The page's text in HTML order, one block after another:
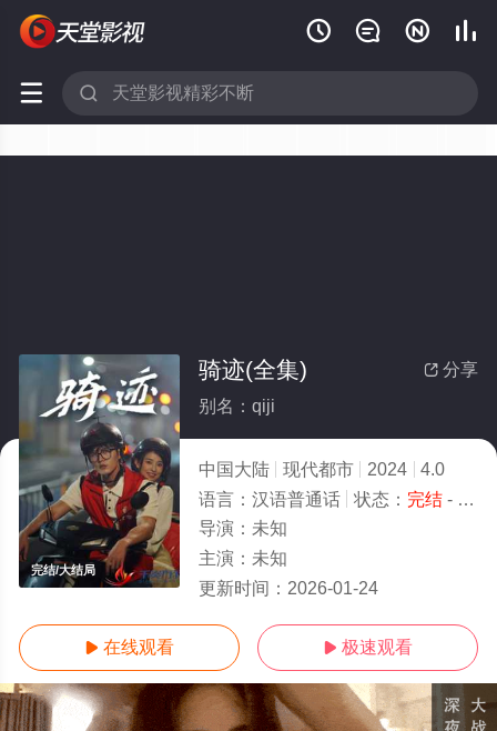
   
 
完结/大结局
 分享
骑迹(全集)
别名：qiji
中国大陆 现代都市 2024
4.0
语言： 汉语普通话 状态： 完结- 免费在线观看
导演： 未知
主演： 未知
更新时间： 2026-01-24
 在线观看  极速观看